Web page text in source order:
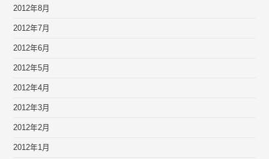
2012年8月
2012年7月
2012年6月
2012年5月
2012年4月
2012年3月
2012年2月
2012年1月